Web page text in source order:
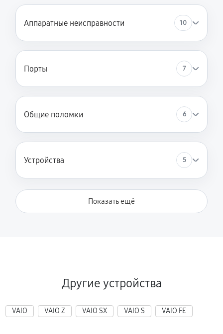
Аппаратные неисправности 10
Порты 7
Общие поломки 6
Устройства 5
Показать ещё
Другие устройства
VAIO VAIO Z VAIO SX VAIO S VAIO FE